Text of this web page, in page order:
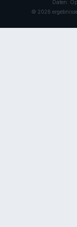
Daten:
© 2026